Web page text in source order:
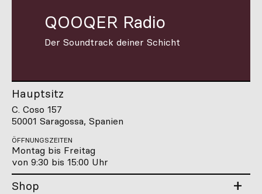
QOOQER Radio
Der Soundtrack deiner Schicht
Hauptsitz
C. Coso 157
50001 Saragossa, Spanien
ÖFFNUNGSZEITEN
Montag bis Freitag
von 9:30 bis 15:00 Uhr
Shop